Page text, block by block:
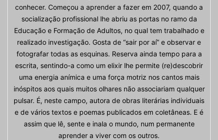
conhecer. Começou a aprender a fazer em 2007, quando a
socialização profissional lhe abriu as portas no ramo da
Educação e Formação de Adultos, no qual tem trabalhado e
realizado investigação. Gosta de “sair por aí” e observar e
fotografar todas as esquinas. Reserva ainda tempo para a
escrita, sentindo-a como um elixir lhe permite (re)descobrir
uma energia anímica e uma força motriz nos cantos mais
inóspitos aos quais muitos olhares não associariam qualquer
pulsar. É, neste campo, autora de obras literárias individuais
e de vários textos e poemas publicados em coletâneas. E é
assim que lê, sente e inala o mundo, num permanente
aprender a viver com os outros.